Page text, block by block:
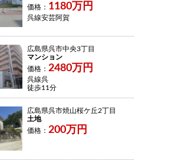
価格： 1180万円
呉線安芸阿賀
広島県呉市中央3丁目
マンション
価格： 2480万円
呉線呉
徒歩11分
広島県呉市焼山桜ケ丘2丁目
土地
価格： 200万円